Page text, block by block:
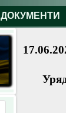
ДОКУМЕНТИ